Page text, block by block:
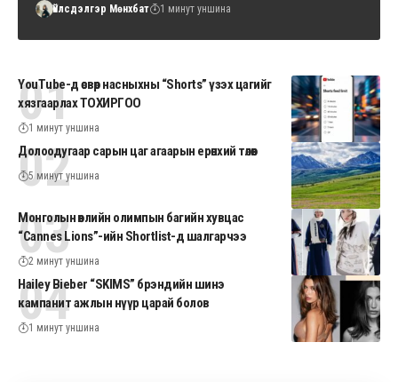
Үйлсдэлгэр Мөнхбат 1 минут уншина
YouTube-д өсвөр насныхны “Shorts” үзэх цагийг
хязгаарлах ТОХИРГОО
1 минут уншина
Долоодугаар сарын цаг агаарын ерөнхий төлөв
5 минут уншина
Монголын өвлийн олимпын багийн хувцас
“Cannes Lions”-ийн Shortlist-д шалгарчээ
2 минут уншина
Hailey Bieber “SKIMS” брэндийн шинэ
кампанит ажлын нүүр царай болов
1 минут уншина